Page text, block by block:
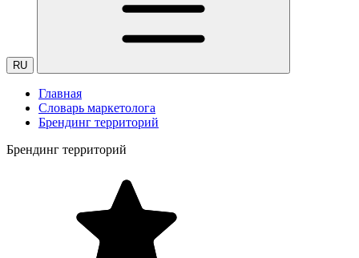
RU
Главная
Словарь маркетолога
Брендинг территорий
Брендинг территорий